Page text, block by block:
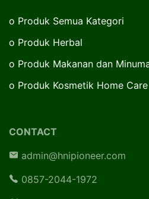
o Produk Semua Kategori
o Produk Herbal
o Produk Makanan dan
o Produk Kosmetik Home Care
CONTACT
admin@hnipioneer.com
0857-2044-1972